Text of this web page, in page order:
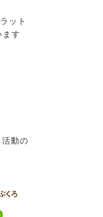
ット
ます
動の